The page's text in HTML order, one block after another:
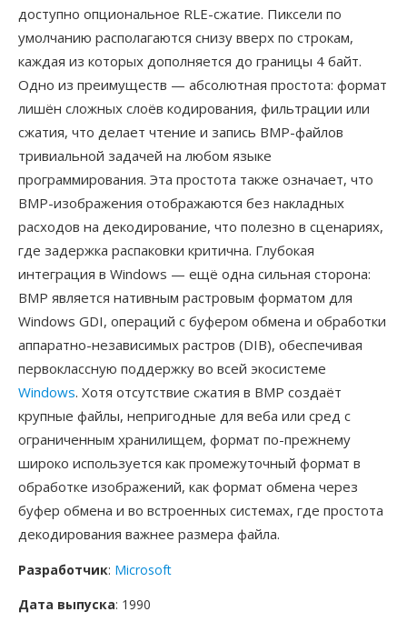
доступно опциональное RLE-сжатие. Пиксели по
умолчанию располагаются снизу вверх по строкам,
каждая из которых дополняется до границы 4 байт.
Одно из преимуществ — абсолютная простота: формат
лишён сложных слоёв кодирования, фильтрации или
сжатия, что делает чтение и запись BMP-файлов
тривиальной задачей на любом языке
программирования. Эта простота также означает, что
BMP-изображения отображаются без накладных
расходов на декодирование, что полезно в сценариях,
где задержка распаковки критична. Глубокая
интеграция в Windows — ещё одна сильная сторона:
BMP является нативным растровым форматом для
Windows GDI, операций с буфером обмена и обработки
аппаратно-независимых растров (DIB), обеспечивая
первоклассную поддержку во всей экосистеме
Windows. Хотя отсутствие сжатия в BMP создаёт
крупные файлы, непригодные для веба или сред с
ограниченным хранилищем, формат по-прежнему
широко используется как промежуточный формат в
обработке изображений, как формат обмена через
буфер обмена и во встроенных системах, где простота
декодирования важнее размера файла.
Разработчик: Microsoft
Дата выпуска: 1990